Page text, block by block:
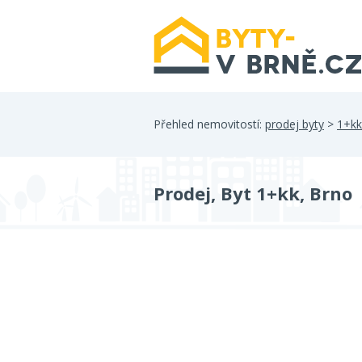
Přehled nemovitostí: prodej byty > 1+kk
Prodej, Byt 1+kk, Brno